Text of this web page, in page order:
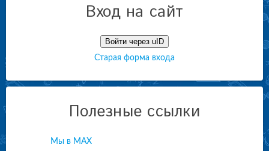
Вход на сайт
Войти через uID
Старая форма входа
Полезные ссылки
Мы в МАХ